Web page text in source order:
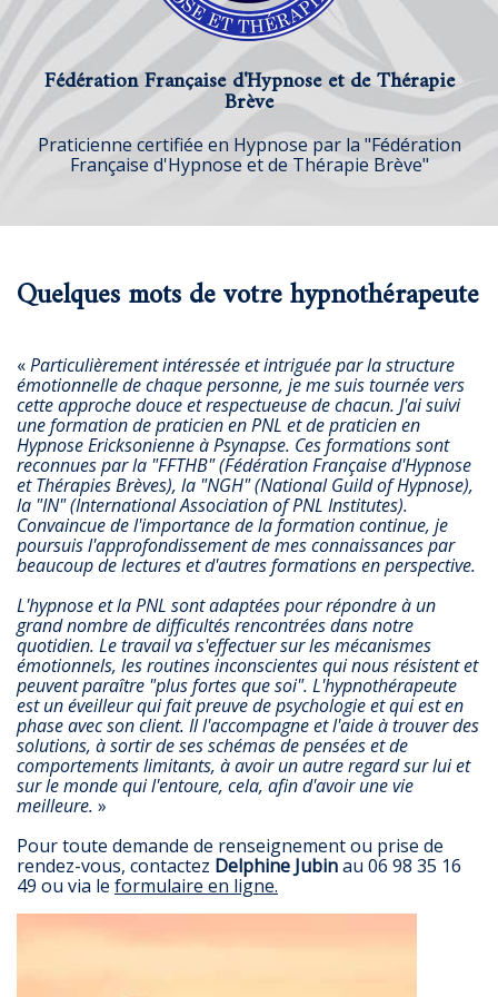
Fédération Française d'Hypnose et de Thérapie
Brève
Praticienne certifiée en Hypnose par la "Fédération
Française d'Hypnose et de Thérapie Brève"
Quelques mots de votre hypnothérapeute
«Particulièrement intéressée et intriguée par la structure
émotionnelle de chaque personne, je me suis tournée vers
cette approche douce et respectueuse de chacun. J'ai suivi
une formation de praticien en PNL et de praticien en
Hypnose Ericksonienne à Psynapse. Ces formations sont
reconnues par la "FFTHB" (Fédération Française d'Hypnose
et Thérapies Brèves), la "NGH" (National Guild of Hypnose),
la "IN" (International Association of PNL Institutes).
Convaincue de l'importance de la formation continue, je
poursuis l'approfondissement de mes connaissances par
beaucoup de lectures et d'autres formations en perspective.
L'hypnose et la PNL sont adaptées pour répondre à un
grand nombre de difficultés rencontrées dans notre
quotidien. Le travail va s'effectuer sur les mécanismes
émotionnels, les routines inconscientes qui nous résistent et
peuvent paraître "plus fortes que soi". L'hypnothérapeute
est un éveilleur qui fait preuve de psychologie et qui est en
phase avec son client. Il l'accompagne et l'aide à trouver des
solutions, à sortir de ses schémas de pensées et de
comportements limitants, à avoir un autre regard sur lui et
sur le monde qui l'entoure, cela, afin d'avoir une vie
meilleure. »
Pour toute demande de renseignement ou prise de
rendez-vous, contactez Delphine Jubinau 06 98 35 16
49 ou via le formulaire en ligne.